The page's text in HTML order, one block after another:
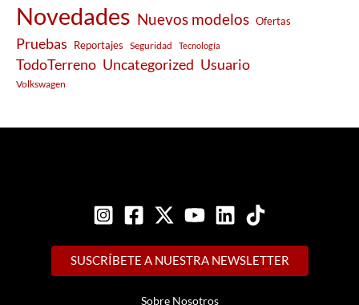
Novedades Nuevos modelos Ofertas
Pruebas Reportajes Seguridad Tecnología
TodoTerreno Uncategorized Usuario
Volkswagen
SUSCRÍBETE A NUESTRA NEWSLETTER
Sobre Nosotros